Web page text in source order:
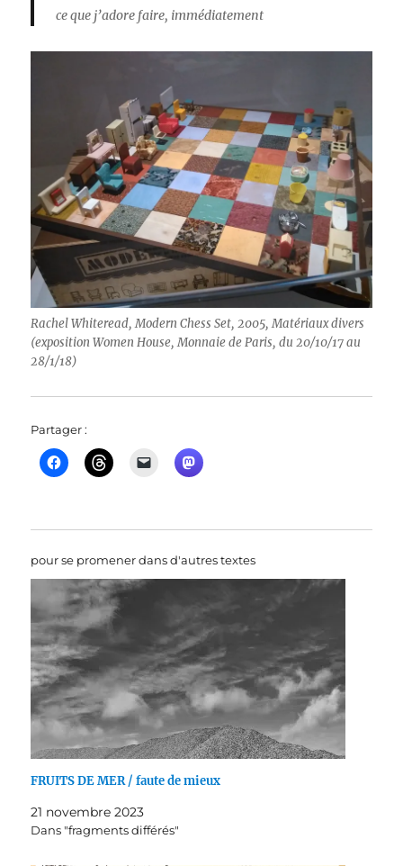
ce que j’adore faire, immédiatement
Rachel Whiteread, Modern Chess Set, 2005, Matériaux divers
(exposition Women House, Monnaie de Paris, du 20/10/17 au
28/1/18)
Partager :
pour se promener dans d'autres textes
FRUITS DE MER / faute de mieux
21 novembre 2023
Dans "fragments différés"